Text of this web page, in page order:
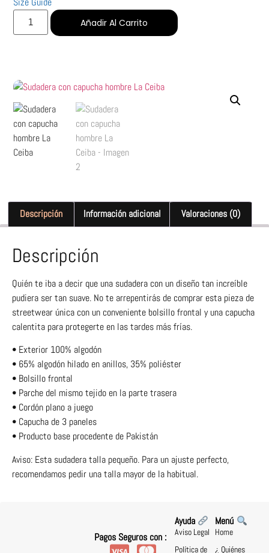
Añadir Al Carrito
Descripción Información adicional Valoraciones (0)
Descripción
Quién te iba a decir que una sudadera con un diseño tan increíble
pudiera ser tan suave. No te arrepentirás de comprar esta pieza de
streetwear única con un conveniente bolsillo frontal y una capucha
calentita para protegerte en las tardes más frías.
• Exterior 100% algodón
• 65% algodón hilado en anillos, 35% poliéster
• Bolsillo frontal
• Parche del mismo tejido en la parte trasera
• Cordón plano a juego
• Capucha de 3 paneles
• Producto base procedente de Pakistán
Aviso: Esta sudadera talla pequeño. Para un ajuste perfecto,
recomendamos pedir una talla mayor de la habitual.
Menú
Home
¿ Quiénes
Ayuda
Aviso Legal
Política de
Pagos Seguros con :